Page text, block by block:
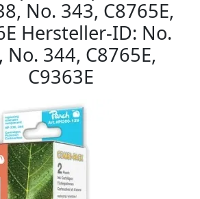
No. 343, C8765E,
Hersteller-ID: No.
No. 344, C8765E,
C9363E